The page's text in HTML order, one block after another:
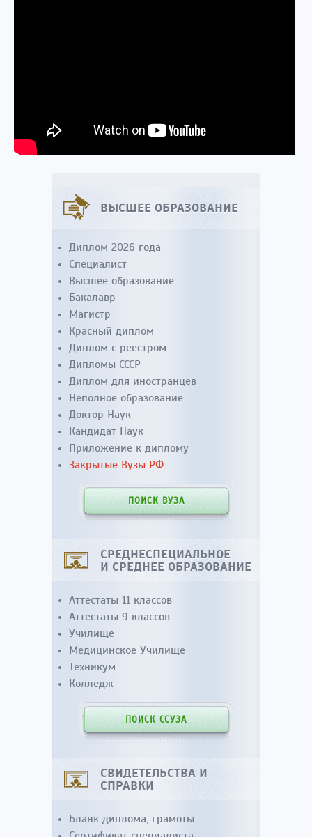
ВЫСШЕЕ ОБРАЗОВАНИЕ
Диплом 2026 года
Специалист
Высшее образование
Бакалавр
Магистр
Красный диплом
Диплом с реестром
Дипломы СССР
Диплом для иностранцев
Неполное образование
Доктор Наук
Кандидат Наук
Приложение к диплому
Закрытые Вузы РФ
ПОИСК ВУЗА
СРЕДНЕСПЕЦИАЛЬНОЕ
И СРЕДНЕЕ ОБРАЗОВАНИЕ
Аттестаты 11 классов
Аттестаты 9 классов
Училище
Медицинское Училище
Техникум
Колледж
ПОИСК ССУЗА
СВИДЕТЕЛЬСТВА И
СПРАВКИ
Бланк диплома, грамоты